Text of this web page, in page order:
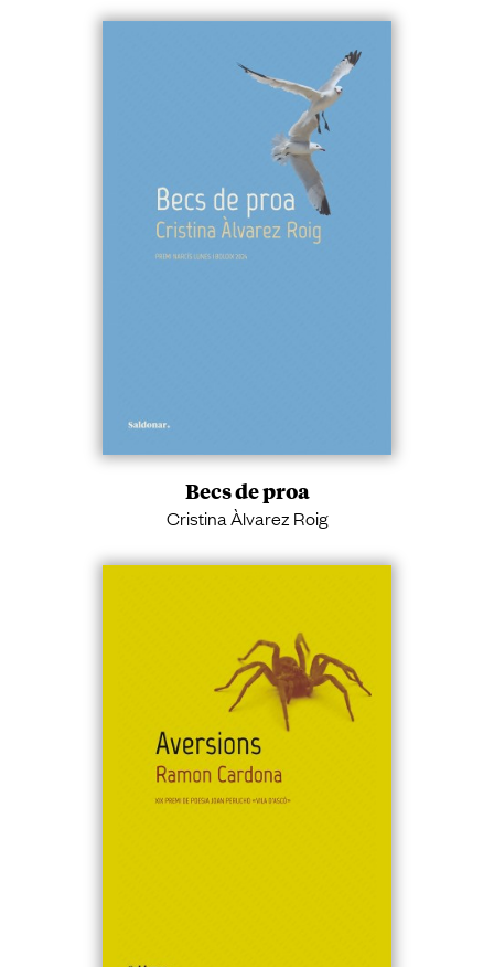
Becs de proa
Cristina Àlvarez Roig